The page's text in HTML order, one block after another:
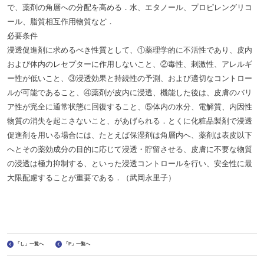
で、薬剤の角層への分配を高める．水、エタノール、プロピレングリコ
ール、脂質相互作用物質など．
必要条件
浸透促進剤に求めるべき性質として、①薬理学的に不活性であり、皮内
および体内のレセプターに作用しないこと、②毒性、刺激性、アレルギ
ー性が低いこと、③浸透効果と持続性の予測、および適切なコントロー
ルが可能であること、④薬剤が皮内に浸透、機能した後は、皮膚のバリ
ア性が完全に通常状態に回復すること、⑤体内の水分、電解質、内因性
物質の消失を起こさないこと、があげられる．とくに化粧品製剤で浸透
促進剤を用いる場合には、たとえば保湿剤は角層内へ、薬剤は表皮以下
へとその薬効成分の目的に応じて浸透・貯留させる、皮膚に不要な物質
の浸透は極力抑制する、といった浸透コントロールを行い、安全性に最
大限配慮することが重要である．（武岡永里子）
「し」一覧へ 「P」一覧へ